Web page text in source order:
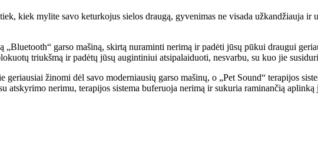
kiek mylite savo keturkojus sielos draugą, gyvenimas ne visada užkandžiauja
„Bluetooth“ garso mašiną, skirtą nuraminti nerimą ir padėti jūsų pūkui draugui
triukšmą ir padėtų jūsų augintiniui atsipalaiduoti, nesvarbu, su kuo jie
geriausiai žinomi dėl savo moderniausių garso mašinų, o „Pet Sound“ terapijos
atskyrimo nerimu, terapijos sistema buferuoja nerimą ir sukuria raminančią